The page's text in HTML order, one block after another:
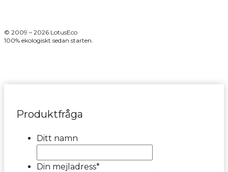
© 2009 – 2026 LotusEco
100% ekologiskt sedan starten.
Produktfråga
Ditt namn
Din mejladress*